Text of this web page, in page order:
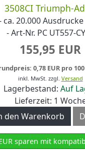
3508CI Triumph-
ca. 20.000 Ausdrucke
- Art-Nr. PC UT557-
155,95 EUR
0,78 EUR pro
inkl. MwSt. zzgl. Versand
Lagerbestand: Auf
Lieferzeit: 1
den Warenkorb
sparen mit